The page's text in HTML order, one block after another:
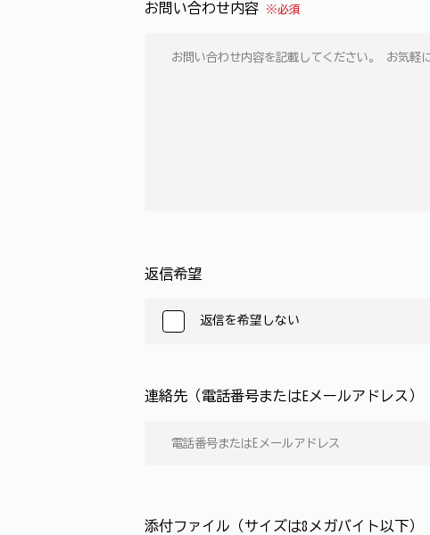
お問い合わせ内容 ※必須
返信希望
返信を希望しない
連絡先（電話番号またはEメールアドレス）
添付ファイル（サイズは8メガバイト以下）